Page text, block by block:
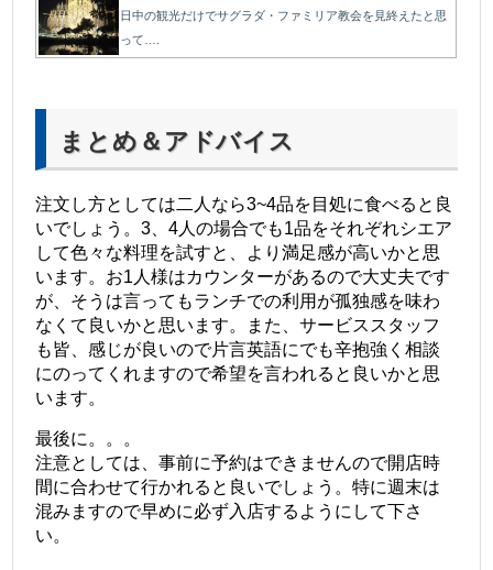
日中の観光だけでサグラダ・ファミリア教会を見終えたと思
って….
まとめ＆アドバイス
注文し方としては二人なら3~4品を目処に食べると良
いでしょう。3、4人の場合でも1品をそれぞれシエア
して色々な料理を試すと、より満足感が高いかと思
います。お1人様はカウンターがあるので大丈夫です
が、そうは言ってもランチでの利用が孤独感を味わ
なくて良いかと思います。また、サービススタッフ
も皆、感じが良いので片言英語にでも辛抱強く相談
にのってくれますので希望を言われると良いかと思
います。
最後に。。。
注意としては、事前に予約はできませんので開店時
間に合わせて行かれると良いでしょう。特に週末は
混みますので早めに必ず入店するようにして下さ
い。